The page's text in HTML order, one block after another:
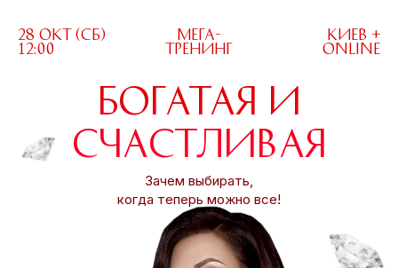
28 ОКТ (СБ)
12:00
МЕГА-
ТРЕНИНГ
КИЕВ +
ONLINE
БОГАТАЯ И
СЧАСТЛИВАЯ
Зачем выбирать,
когда теперь можно все!